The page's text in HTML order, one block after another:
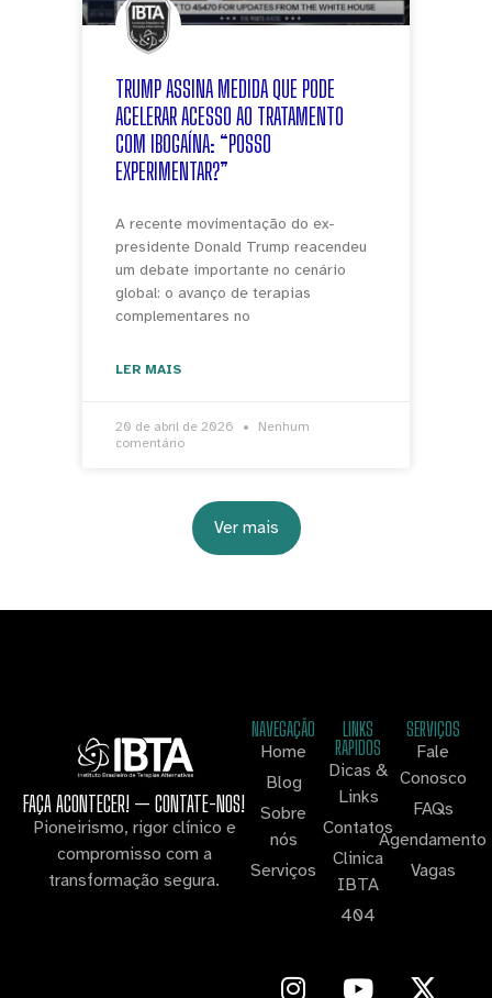
TRUMP ASSINA MEDIDA QUE PODE
ACELERAR ACESSO AO TRATAMENTO
COM IBOGAÍNA: “POSSO
EXPERIMENTAR?”
A recente movimentação do ex-
presidente Donald Trump reacendeu
um debate importante no cenário
global: o avanço de terapias
complementares no
LER MAIS
20 de abril de 2026
Nenhum
comentário
Ver mais
FAÇA ACONTECER! — CONTATE-NOS!
Pioneirismo, rigor clínico e
compromisso com a
transformação segura.
NAVEGAÇÃO
Home
Blog
Sobre
nós
Serviços
LINKS
RAPIDOS
Dicas &
Links
Contatos
Clinica
IBTA
404
SERVIÇOS
Fale
Conosco
FAQs
Agendamento
Vagas